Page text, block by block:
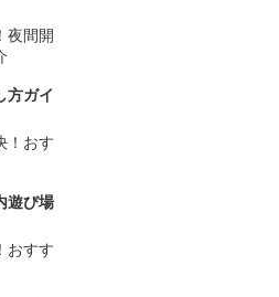
夜間開
方ガイ
！おす
遊び場
おすす